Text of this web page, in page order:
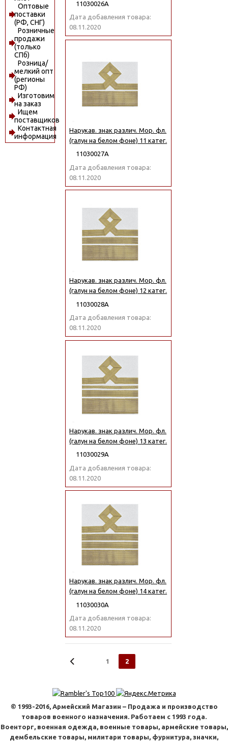
Оптовые
поставки
(РФ, СНГ)
Розничные
продажи
(только
СПб)
Розница/
мелкий опт
(регионы
РФ)
Изготовим
на заказ
Ищем
поставщиков
Контактная
информация
11030026А
Дата добавления товара:
08.11.2020
Нарукав. знак различ. Мор. фл.
(галун на белом фоне) 11 катег.
11030027А
Дата добавления товара:
08.11.2020
Нарукав. знак различ. Мор. фл.
(галун на белом фоне) 12 катег.
11030028А
Дата добавления товара:
08.11.2020
Нарукав. знак различ. Мор. фл.
(галун на белом фоне) 13 катег.
11030029А
Дата добавления товара:
08.11.2020
Нарукав. знак различ. Мор. фл.
(галун на белом фоне) 14 катег.
11030030А
Дата добавления товара:
08.11.2020
1 2
© 1993-2016, Армейский Магазин – Продажа и производство
товаров военного назначения. Работаем с 1993 года.
Военторг, военная одежда, военные товары, армейские товары,
дембельские товары, милитари товары, фурнитура, значки,